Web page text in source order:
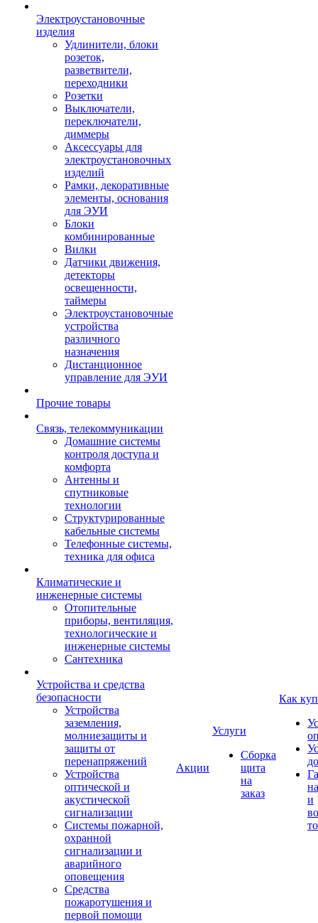
Электроустановочные
изделия
Удлинители, блоки
розеток,
разветвители,
переходники
Розетки
Выключатели,
переключатели,
диммеры
Аксессуары для
электроустановочных
изделий
Рамки, декоративные
элементы, основания
для ЭУИ
Блоки
комбинированные
Вилки
Датчики движения,
детекторы
освещенности,
таймеры
Электроустановочные
устройства
различного
назначения
Дистанционное
управление для ЭУИ
Прочие товары
Связь, телекоммуникации
Домашние системы
контроля доступа и
комфорта
Антенны и
спутниковые
технологии
Структурированные
кабельные системы
Телефонные системы,
техника для офиса
Климатические и
инженерные системы
Отопительные
приборы, вентиляция,
технологические и
инженерные системы
Сантехника
Устройства и средства
безопасности
Устройства
заземления,
молниезащиты и
защиты от
перенапряжений
Устройства
оптической и
акустической
сигнализации
Системы пожарной,
охранной
сигнализации и
аварийного
оповещения
Средства
пожаротушения и
первой помощи
Акции
Услуги
Сборка
щита
на
заказ
Как
и